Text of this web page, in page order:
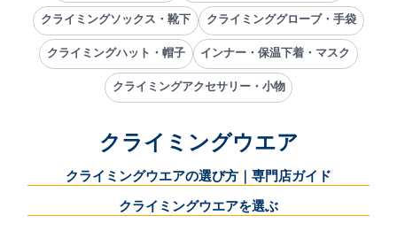
クライミングソックス・靴下 クライミンググローブ・手袋
クライミングハット・帽子 インナー・保温下着・マスク
クライミングアクセサリー・小物
クライミングウエア
クライミングウエアの選び方｜専門店ガイド
クライミングウエアを選ぶ